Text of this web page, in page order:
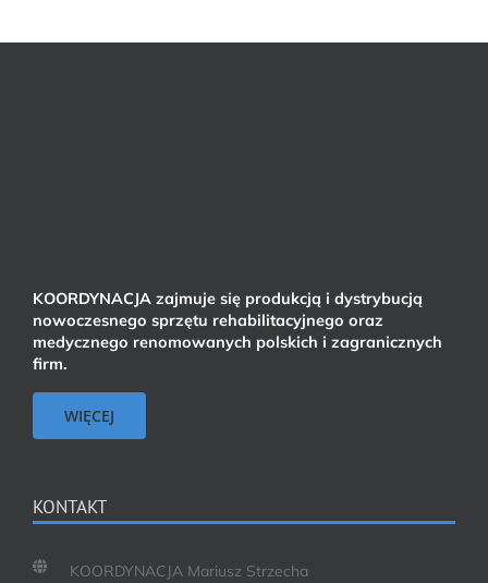
KOORDYNACJA zajmuje się produkcją i dystrybucją
nowoczesnego sprzętu rehabilitacyjnego oraz
medycznego renomowanych polskich i zagranicznych
firm.
WIĘCEJ
KONTAKT
KOORDYNACJA Mariusz Strzecha